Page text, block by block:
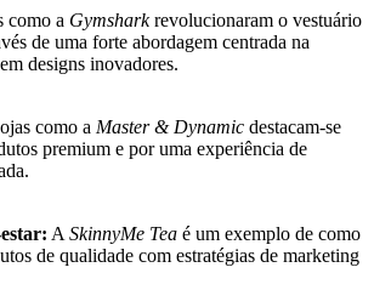
como a Gymsharkrevolucionaram o vestuário
de uma forte abordagem centrada na
designs inovadores.
como a Master & Dynamic destacam-se
premium e por uma experiência de
ASkinnyMe Tea é um exemplo de como
de qualidade com estratégias de marketing